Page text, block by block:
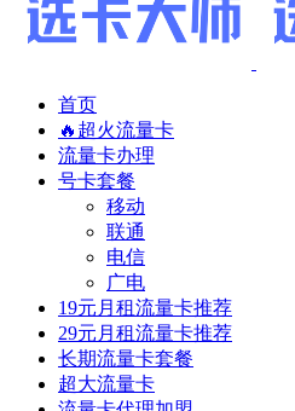
首页
🔥超火流量卡
流量卡办理
号卡套餐
移动
联通
电信
广电
19元月租流量卡推荐
29元月租流量卡推荐
长期流量卡套餐
超大流量卡